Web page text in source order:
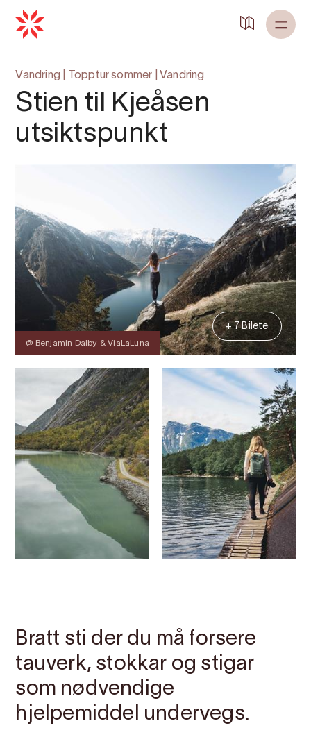
Vandring Topptur sommer Vandring
Stien til Kjeåsen
utsiktspunkt
@ Benjamin Dalby & ViaLaLuna
+ 7 Bilete
Bratt sti der du må forsere
tauverk, stokkar og stigar
som nødvendige
hjelpemiddel undervegs.